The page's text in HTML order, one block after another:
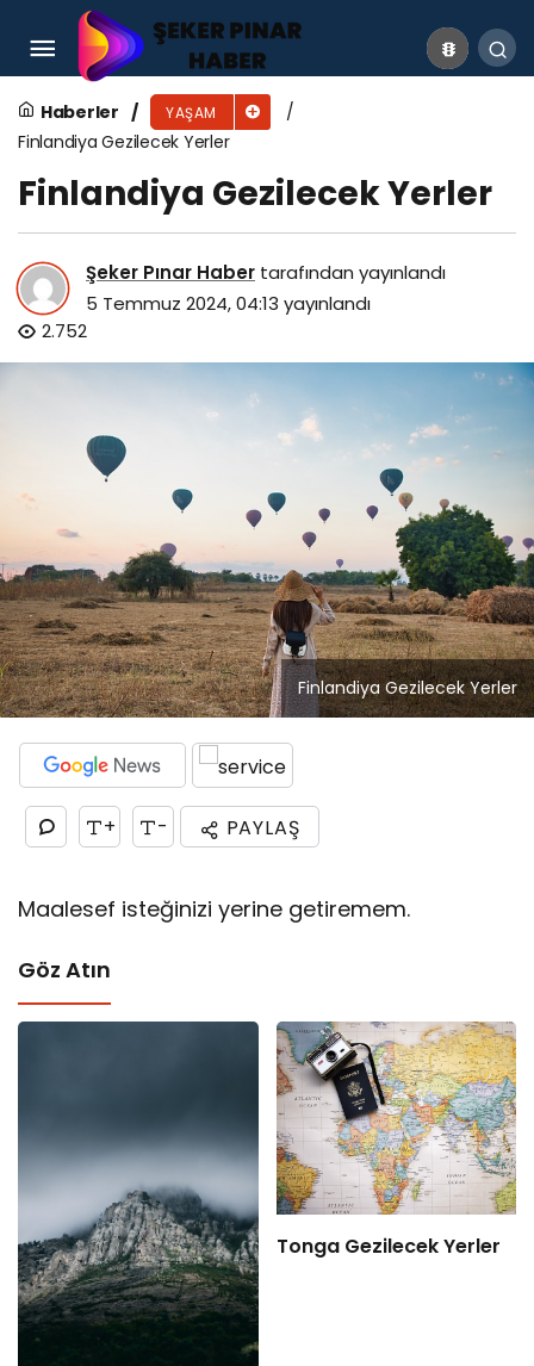
Haberler YAŞAM
Finlandiya Gezilecek Yerler
Finlandiya Gezilecek Yerler
Şeker Pınar Haber tarafından yayınlandı
5 Temmuz 2024, 04:13 yayınlandı
2.752
Finlandiya Gezilecek Yerler
+ - PAYLAŞ
Maalesef isteğinizi yerine getiremem.
Göz Atın
Tonga Gezilecek Yerler
Obsidyen Taşı Nedir? Obsidyen Taşının
Faydaları Nelerdir?